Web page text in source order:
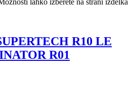
R10 LE
R01